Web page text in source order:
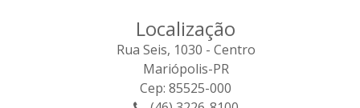
Localização
Rua Seis, 1030 - Centro
Mariópolis-PR
Cep: 85525-000